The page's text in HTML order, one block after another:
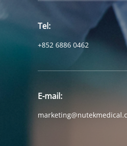
Tel:
+852 6886 0462
E-mail: